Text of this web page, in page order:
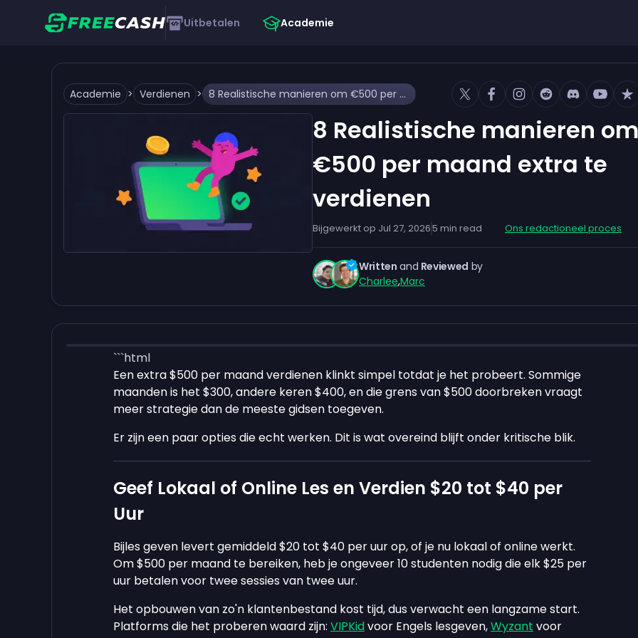
Uitbetalen Academie
Academie > Verdienen > 8 Realistische manieren om €500 per maand extra te verdienen
8 Realistische manieren om
€500 per maand extra te
verdienen
Bijgewerkt op Jul 27, 20265 min read Ons redactioneel proces
Written and Reviewed by
Charlee,Marc
```html
Een extra $500 per maand verdienen klinkt simpel totdat je het probeert. Sommige
maanden is het $300, andere keren $400, en die grens van $500 doorbreken vraagt
meer strategie dan de meeste gidsen toegeven.
Er zijn een paar opties die echt werken. Dit is wat overeind blijft onder kritische blik.
Geef Lokaal of Online Les en Verdien $20 tot $40 per
Uur
Bijles geven levert gemiddeld $20 tot $40 per uur op, of je nu lokaal of online werkt.
Om $500 per maand te bereiken, heb je ongeveer 10 studenten nodig die elk $25 per
uur betalen voor twee sessies van twee uur.
Het opbouwen van zo'n klantenbestand kost tijd, dus verwacht een langzame start.
Platforms die het proberen waard zijn: VIPKidvoor Engels lesgeven,Wyzant voor